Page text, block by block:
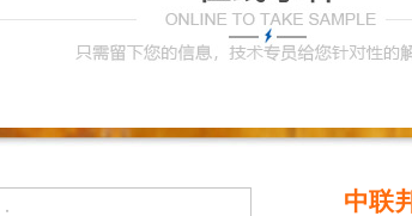
中联